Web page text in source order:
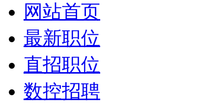
网站首页
最新职位
直招职位
数控招聘